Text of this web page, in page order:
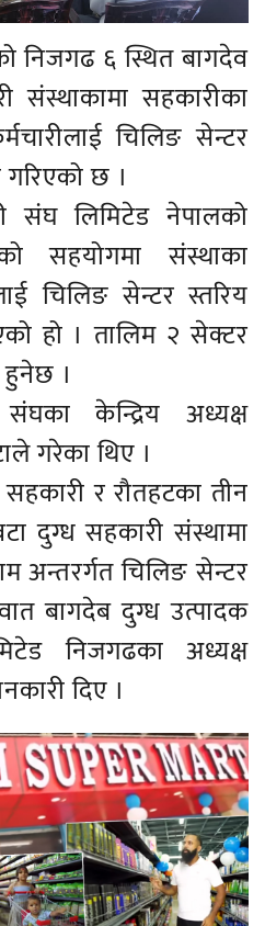
निजगढ ६ स्थित बागदेव
संस्थाकामा सहकारीका
चिलिङ सेन्टर
गरिएको छ ।
संघ लिमिटेड नेपालको
सहयोगमा संस्थाका
चिलिङ सेन्टर स्तरिय
हो । तालिम २ सेक्टर
हुनेछ ।
केन्द्रिय अध्यक्ष
गरेका थिए ।
र रौतहटका तीन
दुग्ध सहकारी संस्थामा
अन्तरर्गत चिलिङ सेन्टर
बागदेब दुग्ध उत्पादक
निजगढका अध्यक्ष
दिए ।